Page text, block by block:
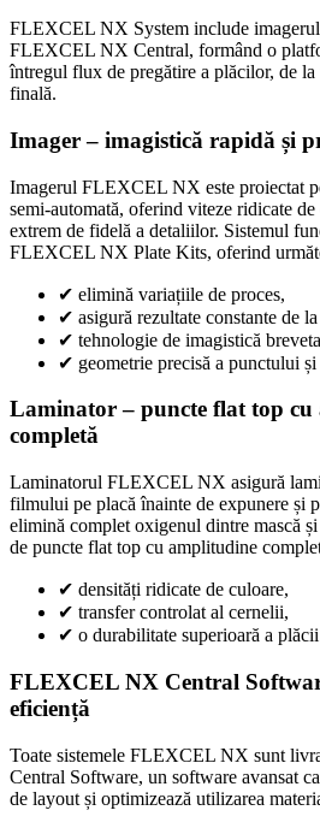
FLEXCEL NX System include
FLEXCEL NX Central, formând o
întregul flux de pregătire a plăcilor, de
finală.
Imager – imagistică rapidă și
Imagerul FLEXCEL NX este proiectat
semi-automată, oferind viteze ridicate
extrem de fidelă a detaliilor. Sistemul
FLEXCEL NX Plate Kits, oferind
✔ elimină variațiile de proces,
✔ asigură rezultate constante de
✔ tehnologie de imagistică
✔ geometrie precisă a punctului
Laminator – puncte flat top
completă
Laminatorul FLEXCEL NX asigură
filmului pe placă înainte de expunere și
elimină complet oxigenul dintre mască
de puncte flat top cu amplitudine
✔ densități ridicate de culoare,
✔ transfer controlat al cernelii,
✔ o durabilitate superioară a
FLEXCEL NX Central
eficiență
Toate sistemele FLEXCEL NX sunt
Central Software, un software avansat
de layout și optimizează utilizarea